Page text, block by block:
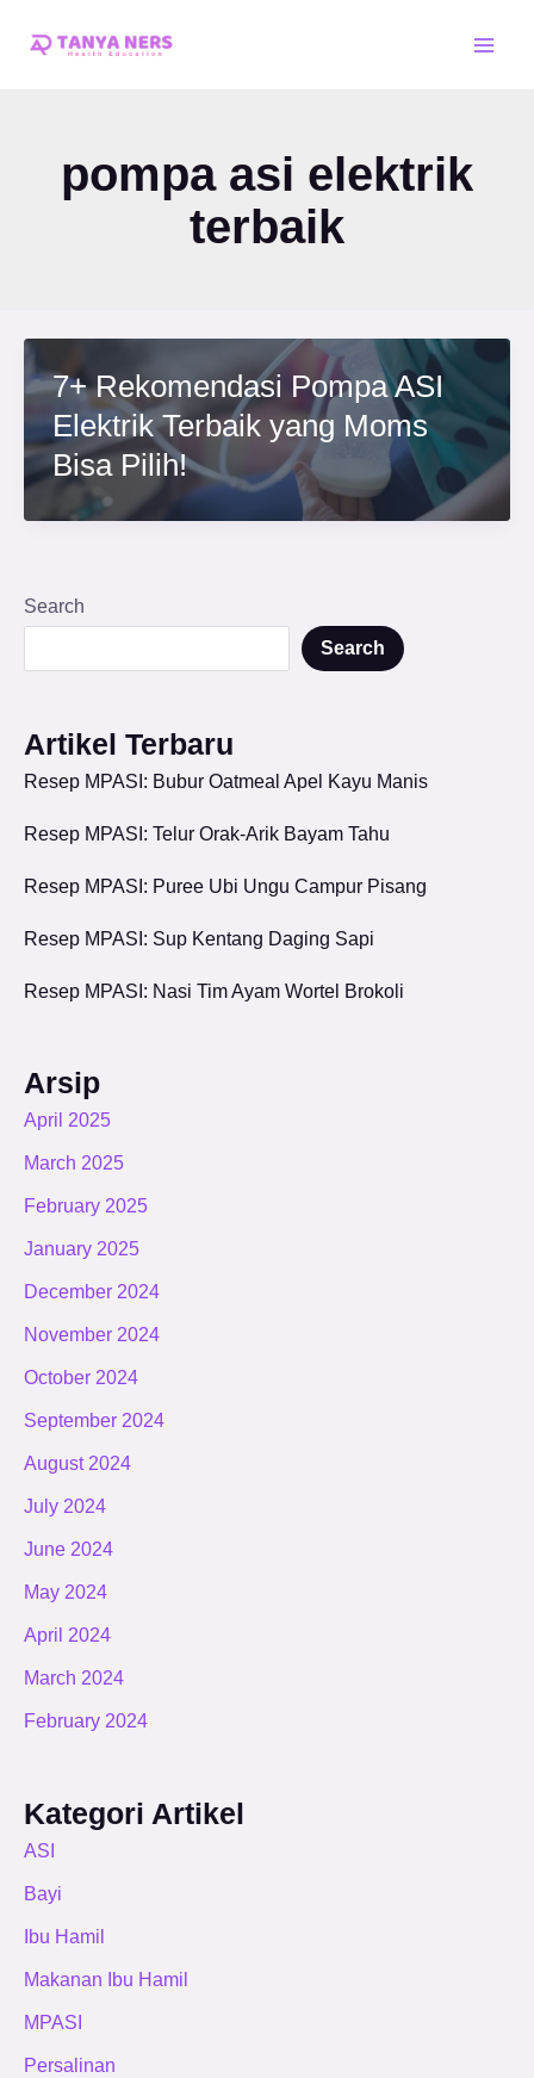
pompa asi elektrik
terbaik
7+ Rekomendasi Pompa ASI
Elektrik Terbaik yang Moms
Bisa Pilih!
Search
Search
Artikel Terbaru
Resep MPASI: Bubur Oatmeal Apel Kayu Manis
Resep MPASI: Telur Orak-Arik Bayam Tahu
Resep MPASI: Puree Ubi Ungu Campur Pisang
Resep MPASI: Sup Kentang Daging Sapi
Resep MPASI: Nasi Tim Ayam Wortel Brokoli
Arsip
April 2025
March 2025
February 2025
January 2025
December 2024
November 2024
October 2024
September 2024
August 2024
July 2024
June 2024
May 2024
April 2024
March 2024
February 2024
Kategori Artikel
ASI
Bayi
Ibu Hamil
Makanan Ibu Hamil
MPASI
Persalinan